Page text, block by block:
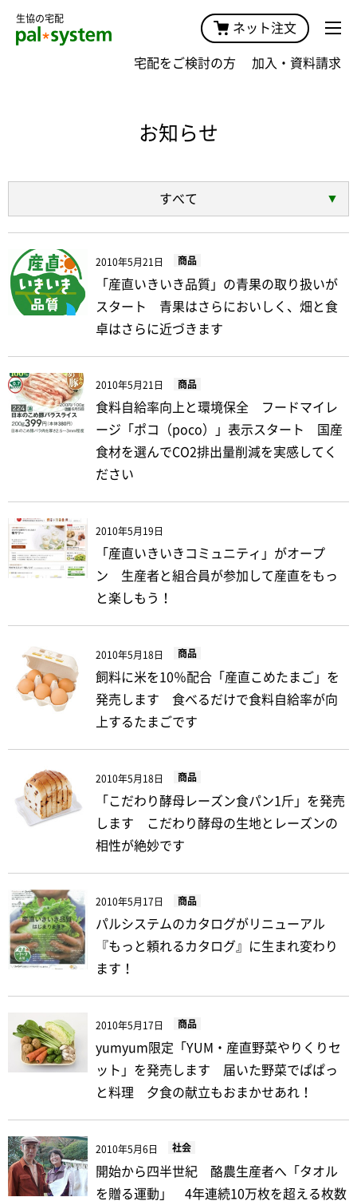
生協の宅配
ネット注文
宅配をご検討の方 加入・資料請求
お知らせ
すべて
2010年5月21日 商品
「産直いきいき品質」の青果の取り扱いが
スタート 青果はさらにおいしく、畑と食
卓はさらに近づきます
2010年5月21日 商品
食料自給率向上と環境保全 フードマイレ
ージ「ポコ（poco）」表示スタート 国産
食材を選んでCO2排出量削減を実感してく
ださい
2010年5月19日
「産直いきいきコミュニティ」がオープ
ン 生産者と組合員が参加して産直をもっ
と楽しもう！
2010年5月18日 商品
飼料に米を10％配合「産直こめたまご」を
発売します 食べるだけで食料自給率が向
上するたまごです
2010年5月18日 商品
「こだわり酵母レーズン食パン1斤」を発売
します こだわり酵母の生地とレーズンの
相性が絶妙です
2010年5月17日 商品
パルシステムのカタログがリニューアル
『もっと頼れるカタログ』に生まれ変わり
ます！
2010年5月17日 商品
yumyum限定「YUM・産直野菜やりくりセ
ット」を発売します 届いた野菜でぱぱっ
と料理 夕食の献立もおまかせあれ！
2010年5月6日 社会
開始から四半世紀 酪農生産者へ「タオル
を贈る運動」 4年連続10万枚を超える枚数